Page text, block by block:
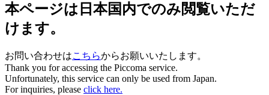
本ページは日本国内でのみ閲覧いただ
けます。
お問い合わせはこちらからお願いいたします。
Thank you for accessing the Piccoma service.
Unfortunately, this service can only be used from Japan.
For inquiries, please click here.